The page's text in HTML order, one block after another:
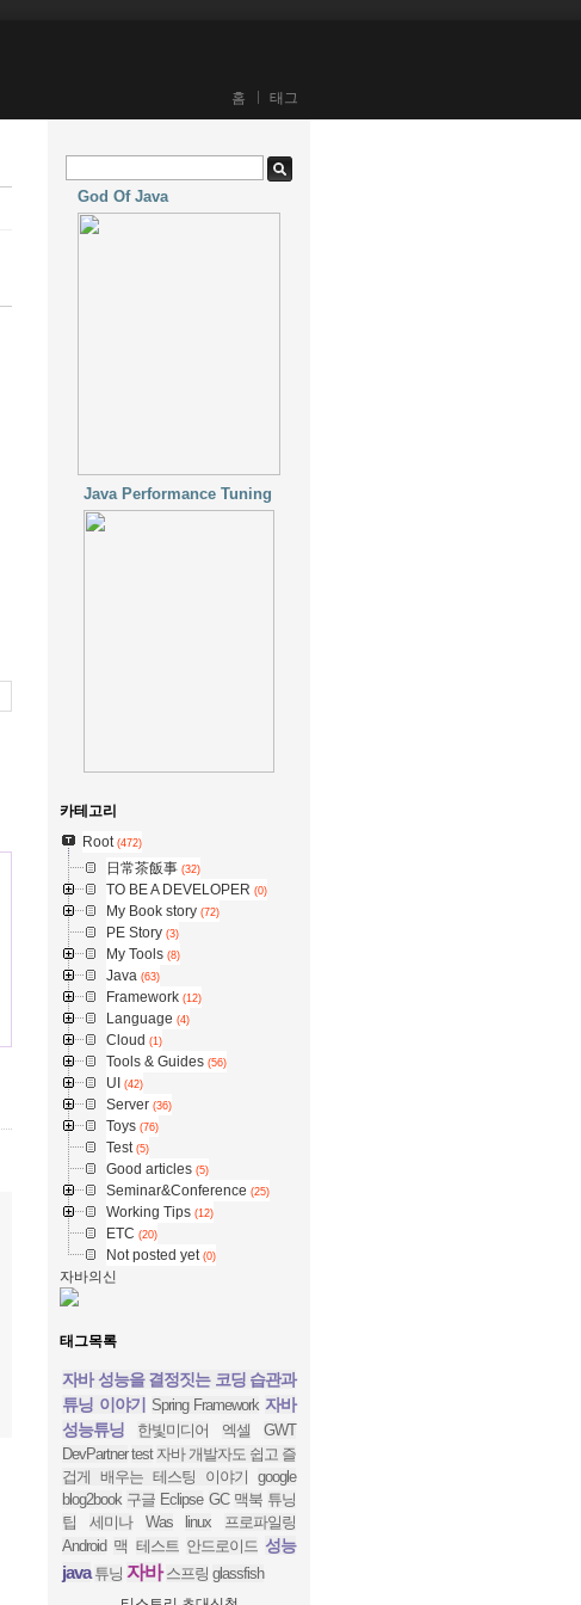
홈 태그
God Of Java
Java Performance Tuning
카테고리
Root (472)
日常茶飯事 (32)
TO BE A DEVELOPER (0)
My Book story (72)
PE Story (3)
My Tools (8)
Java (63)
Framework (12)
Language (4)
Cloud (1)
Tools & Guides (56)
UI (42)
Server (36)
Toys (76)
Test (5)
Good articles (5)
Seminar&Conference (25)
Working Tips (12)
ETC (20)
Not posted yet (0)
자바의신
태그목록
자바 성능을 결정짓는 코딩 습관과
튜닝 이야기 Spring Framework 자바
성능튜닝
한빛미디어 엑셀
GWT
DevPartner test 자바 개발자도 쉽고 즐
겁게 배우는 테스팅 이야기 google
blog2book 구글 Eclipse GC 맥북 튜닝
팁
세미나 Was linux
프로파일링
Android 맥 테스트 안드로이드 성능
java 튜닝 자바 스프링 glassfish